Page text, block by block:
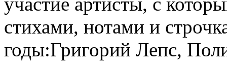
стихами, нотами и
годы:Григорий Лепс,